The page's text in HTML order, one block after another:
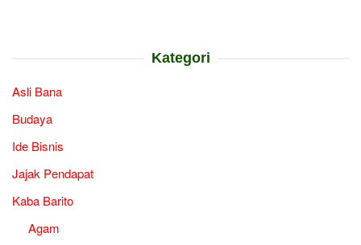
Kategori
Asli Bana
Budaya
Ide Bisnis
Jajak Pendapat
Kaba Barito
Agam